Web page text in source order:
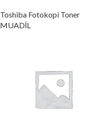
Toshiba Fotokopi Toner
MUADİL